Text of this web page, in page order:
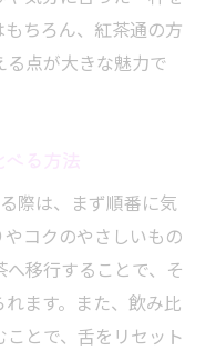
ちろん、紅茶通の方
点が大きな魅力で
際は、まず順番に気
コクのやさしいもの
移行することで、そ
ます。また、飲み比
とで、舌をリセット